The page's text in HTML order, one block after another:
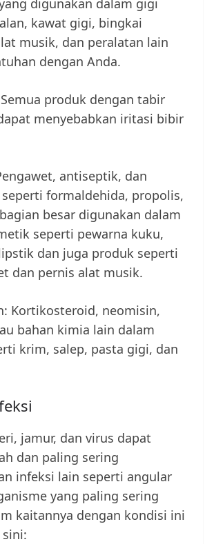
digunakan dalam gigi
kawat gigi, bingkai
musik, dan peralatan lain
dengan Anda.
produk dengan tabir
menyebabkan iritasi bibir
antiseptik, dan
formaldehida, propolis,
besar digunakan dalam
seperti pewarna kuku,
dan juga produk seperti
dan pernis alat musik.
Kortikosteroid, neomisin,
bahan kimia lain dalam
krim, salep, pasta gigi, dan
jamur, dan virus dapat
dan paling sering
infeksi lain seperti angular
yang paling sering
kaitannya dengan kondisi ini